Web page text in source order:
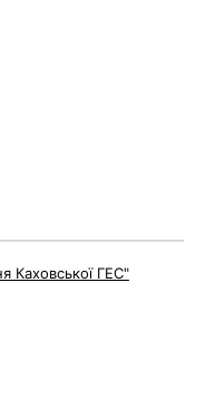
Каховської ГЕС"